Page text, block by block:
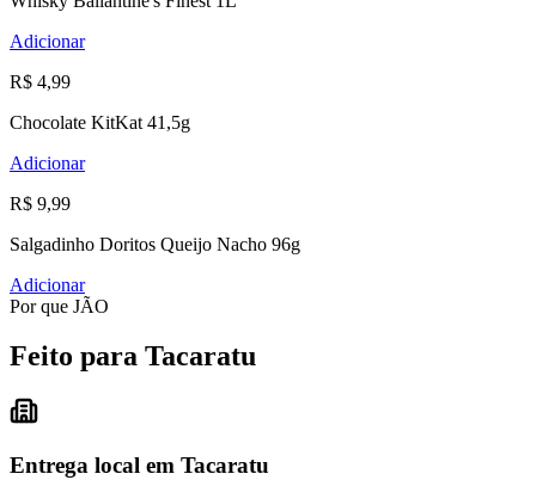
Adicionar
R$ 4,99
Chocolate KitKat 41,5g
Adicionar
R$ 9,99
Salgadinho Doritos Queijo Nacho 96g
Adicionar
Por que JÃO
Feito para Tacaratu
Entrega local em Tacaratu